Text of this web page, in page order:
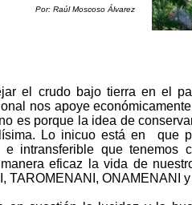
el crudo bajo tierra en el
nos apoye
es porque la idea de
Lo inicuo está en que
e intransferible que tenemos
eficaz la vida de
TAROMENANI, ONAMENANI
Por: Raúl Moscoso Álvarez